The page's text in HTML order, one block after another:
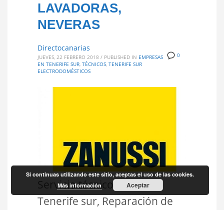
LAVADORAS,
NEVERAS
0
Directocanarias
JUEVES, 22 FEBRERO 2018 / PUBLISHED IN EMPRESAS
EN TENERIFE SUR, TÉCNICOS, TENERIFE SUR
ELECTRODOMÉSTICOS
Servicio técnico Zanussi
Tenerife sur, Reparación de
Si continuas utilizando este sitio, aceptas el uso de las cookies.
Más información
Aceptar